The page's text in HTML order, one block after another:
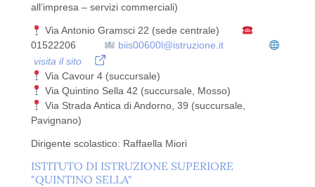
all’impresa – servizi commerciali)
Via Antonio Gramsci 22 (sede centrale)
01522206
biis00600l@istruzione.it
visita il sito
Via Cavour 4 (succursale)
Via Quintino Sella 42 (succursale, Mosso)
Via Strada Antica di Andorno, 39 (succursale,
Pavignano)
Dirigente scolastico: Raffaella Miori
ISTITUTO DI ISTRUZIONE SUPERIORE
"QUINTINO SELLA"